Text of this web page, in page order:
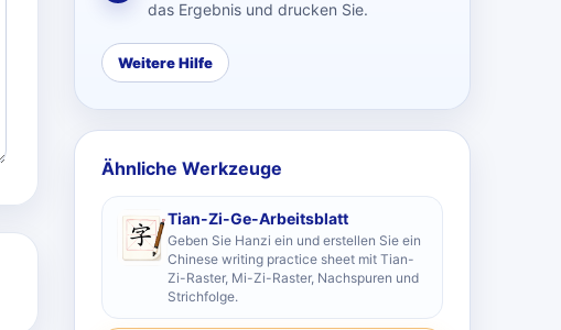
das Ergebnis und drucken Sie.
Weitere Hilfe
Ähnliche Werkzeuge
Tian-Zi-Ge-Arbeitsblatt
Geben Sie Hanzi ein und erstellen Sie ein
Chinese writing practice sheet mit Tian-
Zi-Raster, Mi-Zi-Raster, Nachspuren und
Strichfolge.